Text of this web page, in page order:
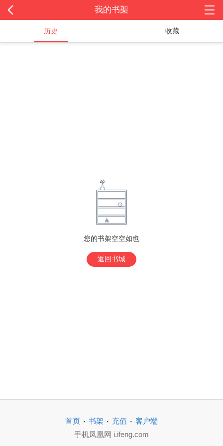
我的书架
历史 收藏
您的书架空空如也
返回书城
首页 · 书架 · 充值 · 客户端
手机凤凰网 i.ifeng.com